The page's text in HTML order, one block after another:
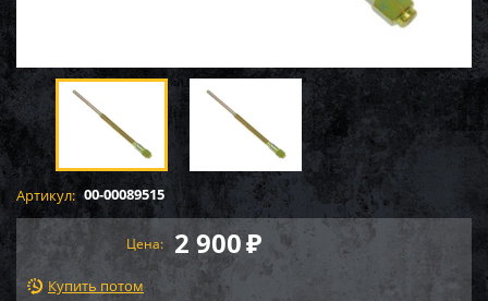
Артикул: 00-00089515
Цена: 2 900₽
Купить потом